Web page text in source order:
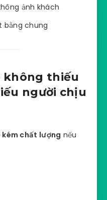
ảnh khách
bằng chung
không thiếu
người chịu
kém chất lượng nếu